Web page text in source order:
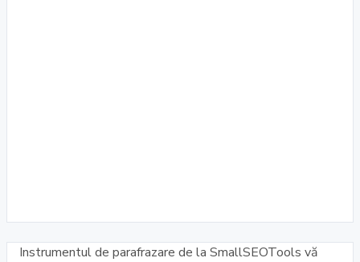
Instrumentul de parafrazare de la SmallSEOTools vă